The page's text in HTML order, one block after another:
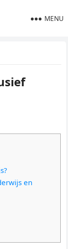
MENU
en